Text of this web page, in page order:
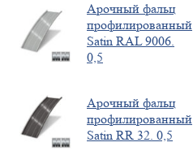
Арочный фальц
профилированный
Satin RAL 9006.
0,5
Арочный фальц
профилированный
Satin RR 32. 0,5